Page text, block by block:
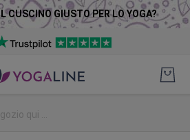
CUSCINO GIUSTO PER LO YOGA?